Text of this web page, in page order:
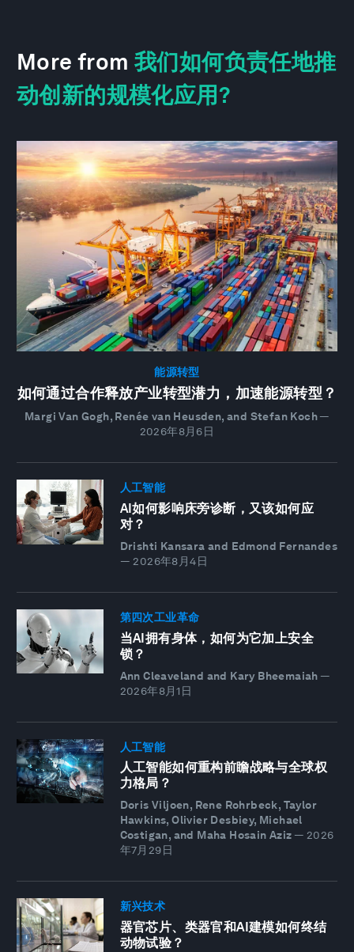
More from 我们如何负责任地推
动创新的规模化应用?
能源转型
如何通过合作释放产业转型潜力，加速能源转型？
Margi Van Gogh, Renée van Heusden, and Stefan Koch—
2026年8月6日
人工智能
AI如何影响床旁诊断，又该如何应
对？
Drishti Kansara and Edmond Fernandes
— 2026年8月4日
第四次工业革命
当AI拥有身体，如何为它加上安全
锁？
Ann Cleaveland and Kary Bheemaiah —
2026年8月1日
人工智能
人工智能如何重构前瞻战略与全球权
力格局？
Doris Viljoen, Rene Rohrbeck, Taylor
Hawkins, Olivier Desbiey, Michael
Costigan, and Maha Hosain Aziz — 2026
年7月29日
新兴技术
器官芯片、类器官和AI建模如何终结
动物试验？